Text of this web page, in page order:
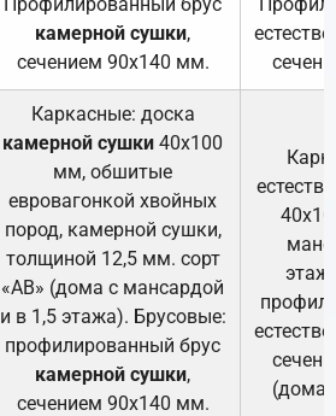
камерной сушки,
сечением 90х140 мм.
Каркасные: доска
камерной сушки 40х100
мм, обшитые
евровагонкой хвойных
пород, камерной сушки,
толщиной 12,5 мм. сорт
«АВ» (дома с мансардой
и в 1,5 этажа). Брусовые:
профилированный брус
камерной сушки,
сечением 90х140 мм.
(дома